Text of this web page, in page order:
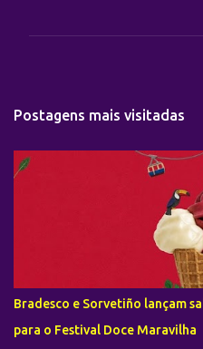
r
Postagens mais visitadas
Bradesco e Sorvetiño lançam
para o Festival Doce Maravilha